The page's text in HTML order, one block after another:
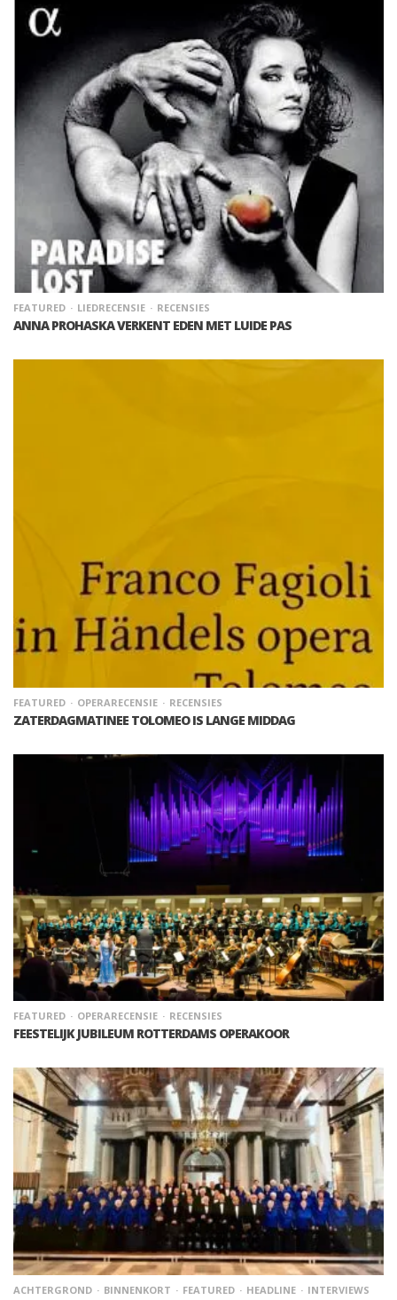
FEATURED LIEDRECENSIE RECENSIES
ANNA PROHASKA VERKENT EDEN MET LUIDE PAS
FEATURED OPERARECENSIE RECENSIES
ZATERDAGMATINEE TOLOMEO IS LANGE MIDDAG
FEATURED OPERARECENSIE RECENSIES
FEESTELIJK JUBILEUM ROTTERDAMS OPERAKOOR
ACHTERGROND BINNENKORT FEATURED HEADLINE INTERVIEWS